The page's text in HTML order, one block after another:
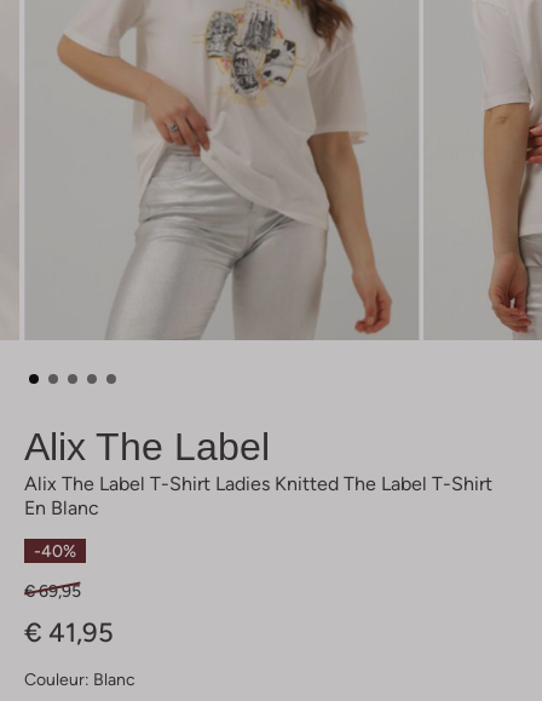
Alix The Label
Alix The Label T-Shirt Ladies Knitted The Label T-Shirt
En Blanc
-40%
€ 69,95
€ 41,95
Couleur: Blanc